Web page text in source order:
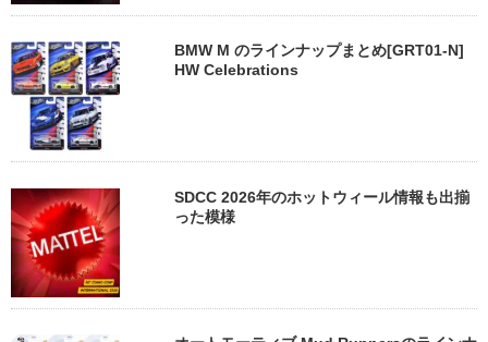
BMW M のラインナップまとめ[GRT01-N]
HW Celebrations
SDCC 2026年のホットウィール情報も出揃
った模様